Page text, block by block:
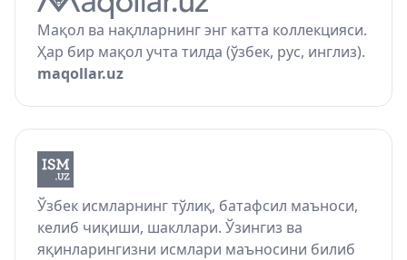
Мақол ва нақлларнинг энг катта коллекцияси.
Ҳар бир мақол учта тилда (ўзбек, рус, инглиз).
maqollar.uz
Ўзбек исмларнинг тўлиқ, батафсил маъноси,
келиб чиқиши, шакллари. Ўзингиз ва
яқинларингизни исмлари маъносини билиб